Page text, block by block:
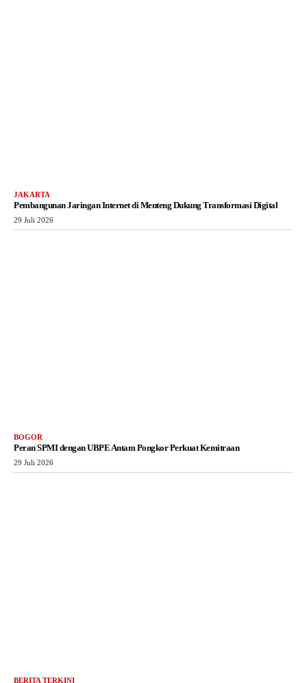
JAKARTA
Pembangunan Jaringan Internet di Menteng Dukung Transformasi Digital
29 Juli 2026
BOGOR
Peran SPMI dengan UBPE Antam Pongkor Perkuat Kemitraan
29 Juli 2026
BERITA TERKINI